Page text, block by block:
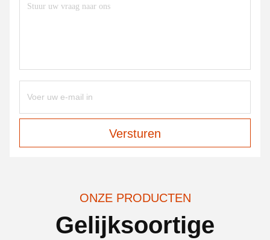
Versturen
ONZE PRODUCTEN
Gelijksoortige